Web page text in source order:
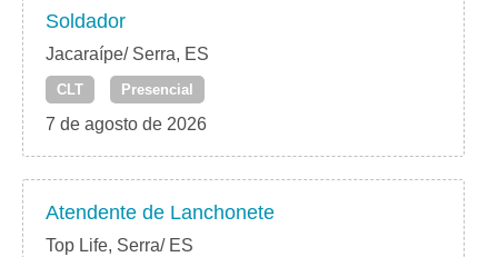
Soldador
Jacaraípe/ Serra, ES
CLT Presencial
7 de agosto de 2026
Atendente de Lanchonete
Top Life, Serra/ ES